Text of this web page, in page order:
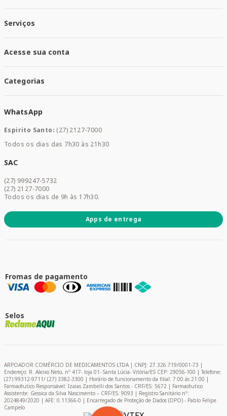
Responsabilidade Social
Nossas Lojas
Política de Entrega
Trocas e Devoluções
Serviços
Santa Mais Exames
Santa Mais Serviços
Santa Mais Convenios
Acesse sua conta
Meus Pedidos
Categorias
Saúde e Bem-estar
Mamães e Bebê
Dermocosméticos
Promoções
WhatsApp
Espirito Santo: (27) 2127-7000
Todos os dias das 7h30 às 21h30
SAC
(27) 999247-5732
(27) 2127-7000
Todos os dias de 9h às 17h30.
Apps de entrega
Fromas de pagamento
Selos
ARPOADOR COMÉRCIO DE MEDICAMENTOS LTDA | CNPJ: 27.326.719/0001-73 |
Endereço: R. Aleixo Neto, nº 417- loja 01- Santa Lúcia- Vitória/ES CEP: 29056-100 | Telefone:
(27) 99312-9711/ (27) 3382-3300 | Horário de funcionamento da filial: 7:00 às 21:00 |
Farmacêutico Responsável: Izaias Zambelli dos Santos - CRF/ES: 5672 | Farmacêutico
Assistente: Gessica da Silva Nascimento – CRF/ES: 9093 | Registro Sanitário nº:
2024849/2020 | AFE: 0.11366-0 | Encarregado de Proteção de Dados (DPO) - Pablo Felipe
Campelo